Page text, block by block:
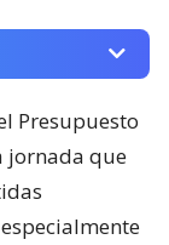
Presupuesto
jornada que